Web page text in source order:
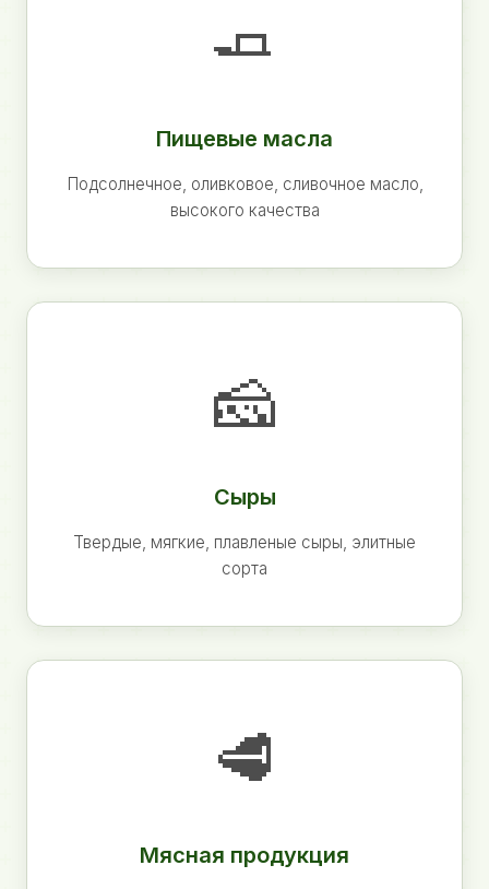
🧈
Пищевые масла
Подсолнечное, оливковое, сливочное масло,
высокого качества
🧀
Сыры
Твердые, мягкие, плавленые сыры, элитные
сорта
🥩
Мясная продукция